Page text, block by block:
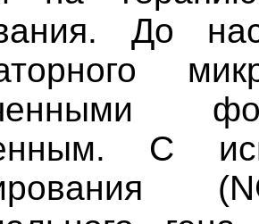
До
С